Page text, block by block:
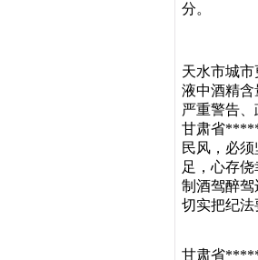
分。
天水市城市
液中酒精含
严重警告、
甘肃省
民风，必
足，心存
制酒驾醉驾
切实把纪法
甘肃省*****